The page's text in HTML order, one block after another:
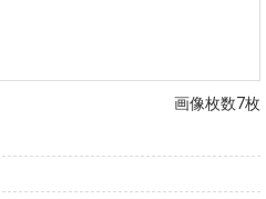
画像枚数7枚